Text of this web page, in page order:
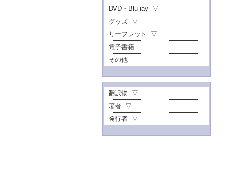
DVD・Blu-ray
グッズ
リーフレット
電子書籍
その他
翻訳物
著者
発行者